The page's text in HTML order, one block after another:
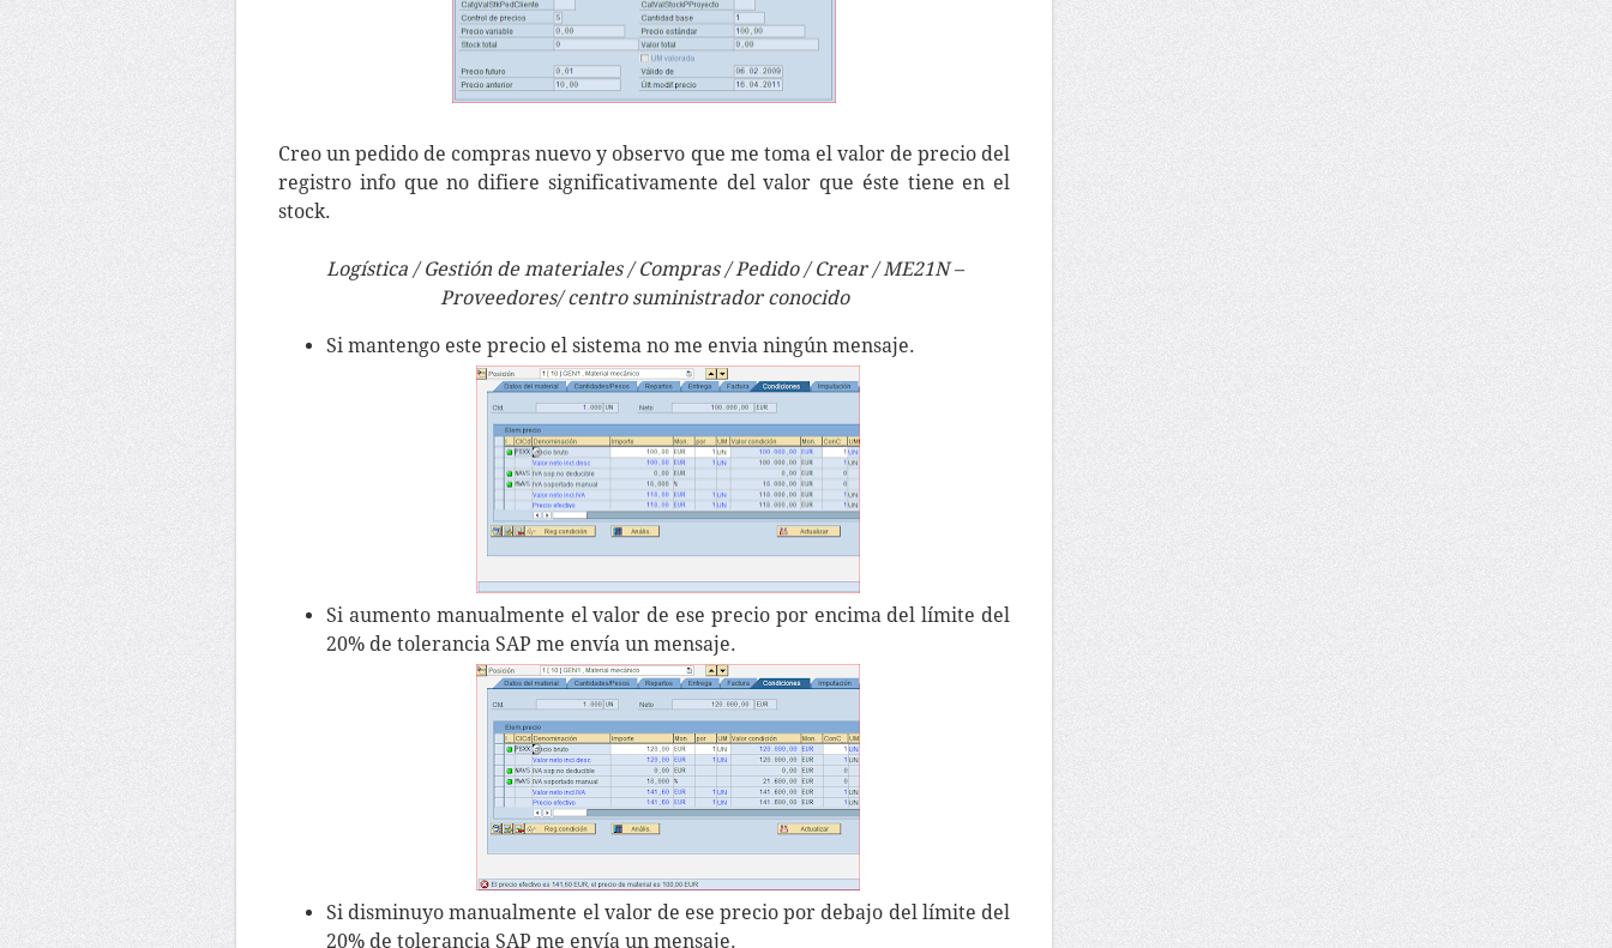
Creo un pedido de compras nuevo y observo que me toma el valor de precio del
registro info que no difiere significativamente del valor que éste tiene en el
stock.
Logística / Gestión de materiales / Compras / Pedido / Crear / ME21N –
Proveedores/ centro suministrador conocido
Si mantengo este precio el sistema no me envia ningún mensaje.
Si aumento manualmente el valor de ese precio por encima del límite del
20% de tolerancia SAP me envía un mensaje.
Si disminuyo manualmente el valor de ese precio por debajo del límite del
20% de tolerancia SAP me envía un mensaje.